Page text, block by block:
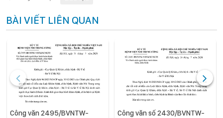
BÀI VIẾT LIÊN QUAN
Công văn 2495/BVNTW-
Công văn số 2430/BVNTW-